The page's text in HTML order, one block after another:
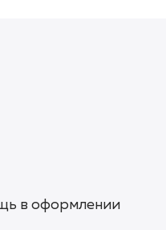
в оформлении